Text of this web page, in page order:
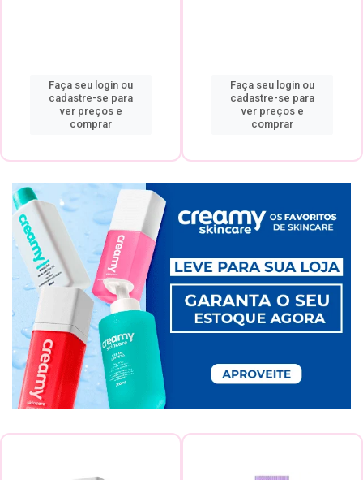
Faça seu login ou
cadastre-se para
ver preços e
comprar
Faça seu login ou
cadastre-se para
ver preços e
comprar